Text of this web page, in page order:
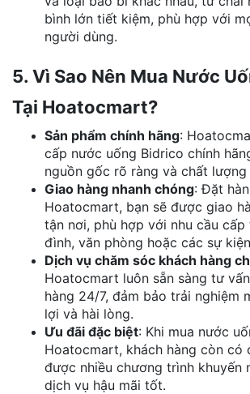
bình lớn tiết kiệm, phù hợp với
người dùng.
5. Vì Sao Nên Mua Nước
Tại Hoatocmart?
Sản phẩm chính hãng:
cấp nước uống Bidrico chính
nguồn gốc rõ ràng và chất lượng
Giao hàng nhanh chóng: Đặt
Hoatocmart, bạn sẽ được giao
tận nơi, phù hợp với nhu cầu cấp
đình, văn phòng hoặc các sự
Dịch vụ chăm sóc khách hàng
Hoatocmart luôn sẵn sàng tư
hàng 24/7, đảm bảo trải nghiệm
lợi và hài lòng.
Ưu đãi đặc biệt: Khi mua nước
Hoatocmart, khách hàng còn có
được nhiều chương trình khuyến
dịch vụ hậu mãi tốt​.